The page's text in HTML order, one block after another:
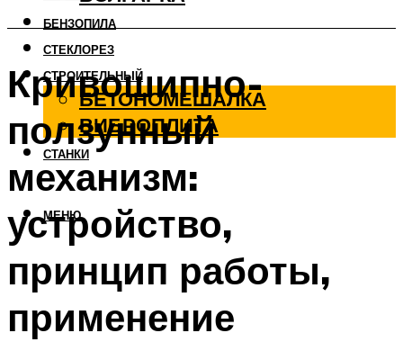
БЕНЗОПИЛА
СТЕКЛОРЕЗ
СТРОИТЕЛЬНЫЙ
БЕТОНОМЕШАЛКА
ВИБРОПЛИТА
СТАНКИ
МЕНЮ
Кривошипно-
ползунный
механизм:
устройство,
принцип работы,
применение